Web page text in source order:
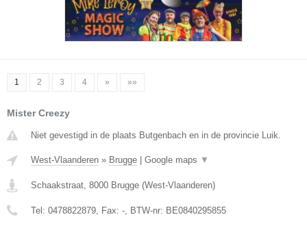
1 2 3 4 » »»
Mister Creezy
Niet gevestigd in de plaats Butgenbach en in de provincie Luik.
West-Vlaanderen » Brugge Google maps ▼
Schaakstraat, 8000 Brugge (West-Vlaanderen)
Tel: 0478822879, Fax: -, BTW-nr: BE0840295855